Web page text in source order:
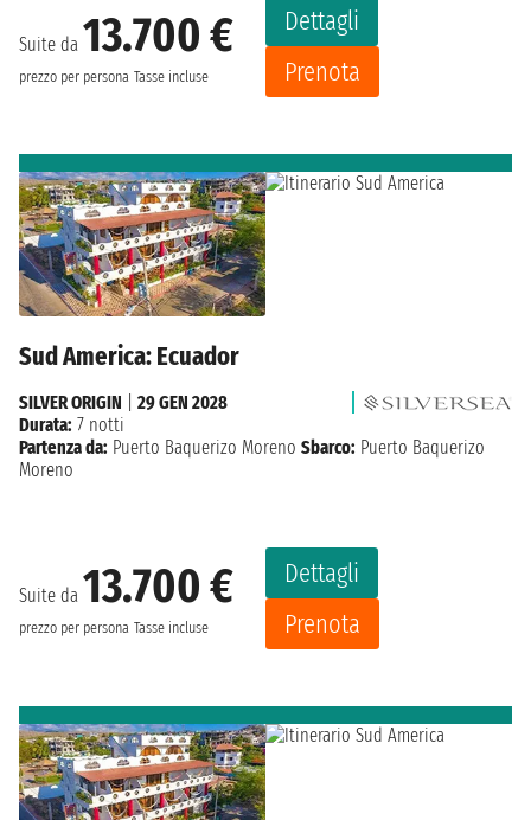
Suite da 13.700 €
prezzo per persona Tasse incluse
Dettagli
Prenota
Sud America: Ecuador
Suite da 13.700 €
prezzo per persona Tasse incluse
Dettagli
Prenota
SILVER ORIGIN
29 GEN 2028
Durata: 7 notti
Partenza da: Puerto Baquerizo Moreno Sbarco: Puerto Baquerizo
Moreno